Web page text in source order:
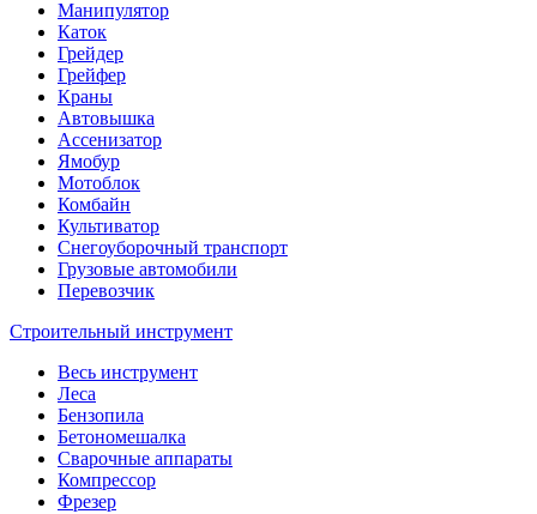
Манипулятор
Каток
Грейдер
Грейфер
Краны
Автовышка
Ассенизатор
Ямобур
Мотоблок
Комбайн
Культиватор
Снегоуборочный транспорт
Грузовые автомобили
Перевозчик
Строительный инструмент
Весь инструмент
Леса
Бензопила
Бетономешалка
Сварочные аппараты
Компрессор
Фрезер